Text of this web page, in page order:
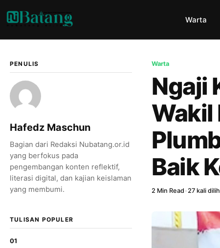
Warta
PENULIS
Hafedz Maschun
Bagian dari Redaksi Nubatang.or.id
yang berfokus pada
pengembangan konten reflektif,
literasi digital, dan kajian keislaman
yang membumi.
TULISAN POPULER
01
Warta
Ngaji
Wakil
Baik
2 Min Read •27 kali